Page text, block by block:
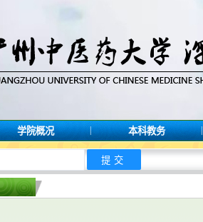
学院概况 | 本科教务 |